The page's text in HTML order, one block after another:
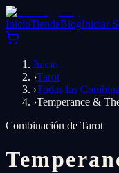
InicioTiendaBlogIniciar
Inicio
›Tarot
›Todas las
›Temperance &
Combinación de Tarot